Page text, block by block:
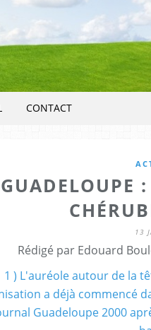
CONTACT
GUADELOUPE
13
Rédigé par Edouard